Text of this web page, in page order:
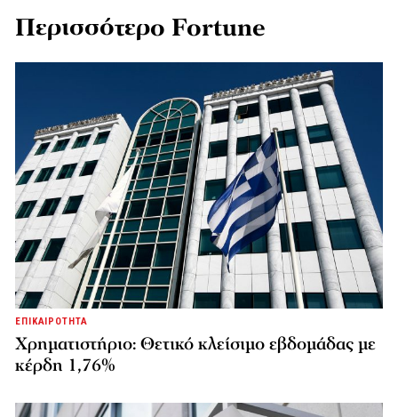
Περισσότερο Fortune
ΕΠΙΚΑΙΡΟΤΗΤΑ
Χρηματιστήριο: Θετικό κλείσιμο εβδομάδας με
κέρδη 1,76%